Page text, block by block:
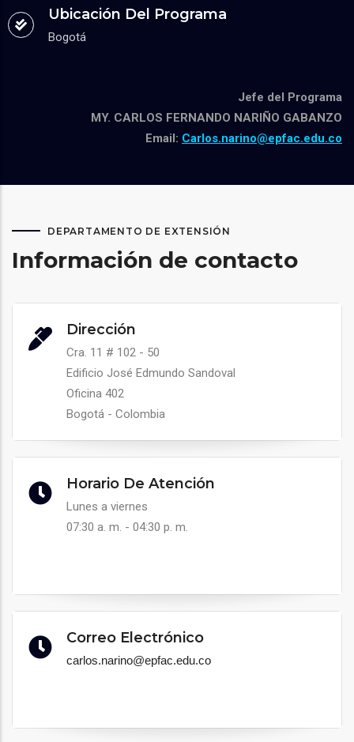
Ubicación Del Programa
Bogotá
Jefe del Programa
MY. CARLOS FERNANDO NARIÑO GABANZO
Email: Carlos.narino@epfac.edu.co
DEPARTAMENTO DE EXTENSIÓN
Información de contacto
Dirección
Cra. 11 # 102 - 50
Edificio José Edmundo Sandoval
Oficina 402
Bogotá - Colombia
Horario De Atención
Lunes a viernes
07:30 a. m. - 04:30 p. m.
Correo Electrónico
carlos.narino@epfac.edu.co